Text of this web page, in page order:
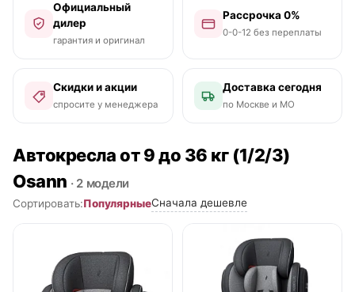
Официальный
дилер
гарантия и оригинал
Рассрочка 0%
0-0-12 без переплаты
Скидки и акции
спросите у менеджера
Доставка сегодня
по Москве и МО
Автокресла от 9 до 36 кг (1/2/3)
Osann · 2 модели
Сортировать:ПопулярныеСначала дешевле